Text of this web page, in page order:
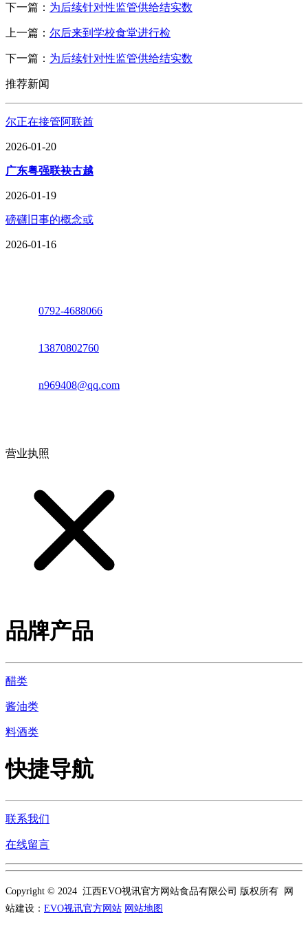
下一篇： 为后续针对性监管供给结实数
上一篇： 尔后来到学校食堂进行检
下一篇： 为后续针对性监管供给结实数
推荐新闻
尔正在接管阿联酋
2026-01-20
广东粤强联袂古越
2026-01-19
磅礴旧事的概念或
2026-01-16
0792-4688066
13870802760
n969408@qq.com
营业执照
品牌产品
醋类
酱油类
料酒类
快捷导航
联系我们
在线留言
Copyright © 2024 江西EVO视讯官方网站食品有限公司 版权所有 网
站建设： EVO视讯官方网站 网站地图